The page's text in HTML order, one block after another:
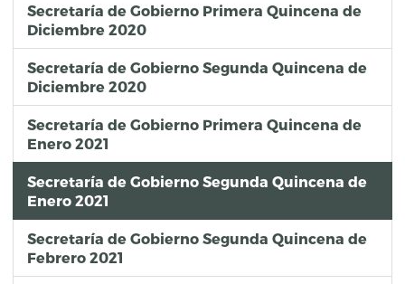
Secretaría de Gobierno Primera Quincena de
Diciembre 2020
Secretaría de Gobierno Segunda Quincena de
Diciembre 2020
Secretaría de Gobierno Primera Quincena de
Enero 2021
Secretaría de Gobierno Segunda Quincena de
Enero 2021
Secretaría de Gobierno Segunda Quincena de
Febrero 2021